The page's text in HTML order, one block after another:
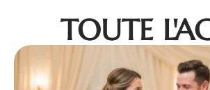
TOUTE